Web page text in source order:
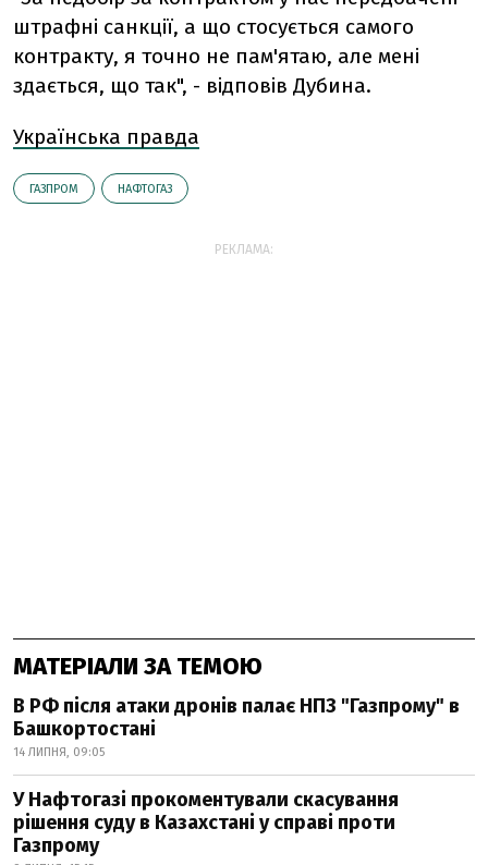
штрафні санкції, а що стосується самого
контракту, я точно не пам'ятаю, але мені
здається, що так", - відповів Дубина.
Українська правда
ГАЗПРОМ НАФТОГАЗ
РЕКЛАМА:
МАТЕРІАЛИ ЗА ТЕМОЮ
В РФ після атаки дронів палає НПЗ "Газпрому" в
Башкортостані
14 ЛИПНЯ, 09:05
У Нафтогазі прокоментували скасування
рішення суду в Казахстані у справі проти
Газпрому